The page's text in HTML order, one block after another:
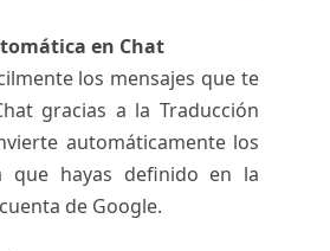
en Chat
los mensajes que te
gracias a la Traducción
automáticamente los
que hayas definido en la
de Google.